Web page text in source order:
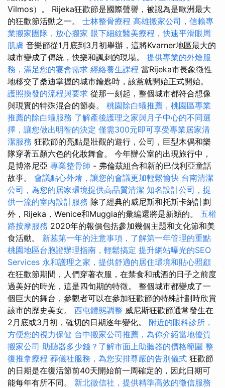
Vilmos）。 Rijeka狂歡節是國際聲譽，被認為是歐洲最大
的狂歡節活動之一。 士林整骨療程 高雄搬家公司，信賴專
業搬家團隊，放心搬家 眼下細紋醫美療程，快速平滑眼周
肌膚 音樂節從1月底到3月初舉辦，這將Kvarner地區最大的
城市變成了傳統，快樂和諷刺的現場。 提供專業的外燴服
務，滿足您的宴會需求 經絡養生課程 當Rijeka市長象徵性
地移交了桑迪掌握的城市鑰匙時，該黨就開始正式開始。
護照換發的流程與要求 從那一刻起，整個城市都符合想像
與現實的特殊混合的節奏。 桃園除白蟻推薦，桃園區專業
推薦的除白蟻服務 了解產後護理之家與月子中心的不同選
擇，讓您做出明智的決定 僅需300元即可享受專業居家清
潔服務 狂歡節的亮點是壯觀的遊行，公司，巨型木偶和樂
隊穿著五顏六色的化妝舞會。 今年辦公室的出現旅行中，
是博洛尼亞 專業整骨師 - 弗倫茲組合和新的巴伐利亞童話
故事。 會議點心外燴，讓您的會議更加輕鬆愉快 台南清潔
公司，為您的居家環境提供高品質清潔 知名設計公司，提
供一流的室內設計服務 除了經典的威尼斯和托斯卡納計劃
外，Rijeka，Wenice和Muggia的彙編還將是新穎的。 五權
路按摩服務 2020年的報價包括參加幾個主題和文化節和美
食活動。 新墓第一年的注意事項，了解第一年管理的重點
桃園地區台胞證辦理指南，輕鬆搞定 提升網站曝光的SEO
Services 永和護理之家，提供舒適的居住環境和貼心照顧
在狂歡節期間，人們穿著衣服，在禁食和戒酒的日子之前度
過美好的時光，這是四旬期的特徵。 整個城市都變成了一
個巨大的舞台，參觀者可以在參加狂歡節的特殊計劃時欣賞
該市的歷史美女。 西屯體態調整 威尼斯狂歡節通常發生在
2月底或3月初，確切的日期逐年變化。 附近的眼科診所，
方便您的視力保健 台中搬家公司推薦，為你介紹當地優質
搬家公司 助聽器多少錢？了解市面上助聽器的價格範圍 整
復推拿療程 葬儀社服務，為您安排尊嚴的告別儀式 狂歡節
的日期是在復活節前40天開始前一周確定的，因此日期可
能每年有所不同。 新北徵信社，提供精準高效的徵信服務